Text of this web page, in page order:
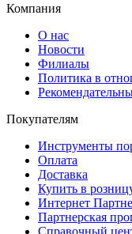
Компания
О нас
Новости
Филиалы
Политика в
Покупателям
Инструменты
Оплата
Доставка
Купить в
Интернет
Партнерская
Справочный